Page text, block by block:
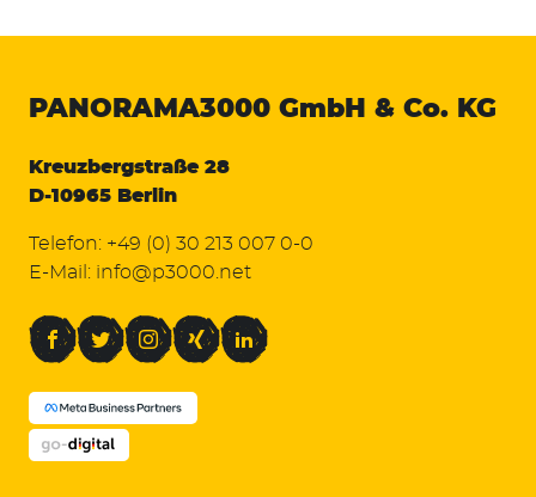
PANORAMA3000 GmbH & Co. KG
Kreuzbergstraße 28
D-10965 Berlin
Telefon: +49 (0) 30 213 007 0-0
E-Mail: info@p3000.net
FacebookTwitterInstagramXing LinkedIn